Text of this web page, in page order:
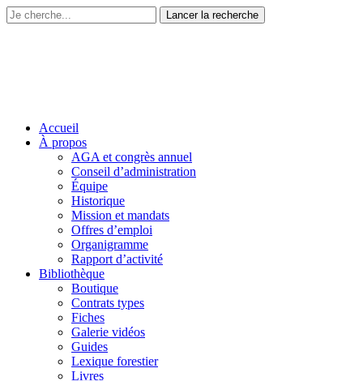
Accueil
À propos
AGA et congrès annuel
Conseil d’administration
Équipe
Historique
Mission et mandats
Offres d’emploi
Organigramme
Rapport d’activité
Bibliothèque
Boutique
Contrats types
Fiches
Galerie vidéos
Guides
Lexique forestier
Livres